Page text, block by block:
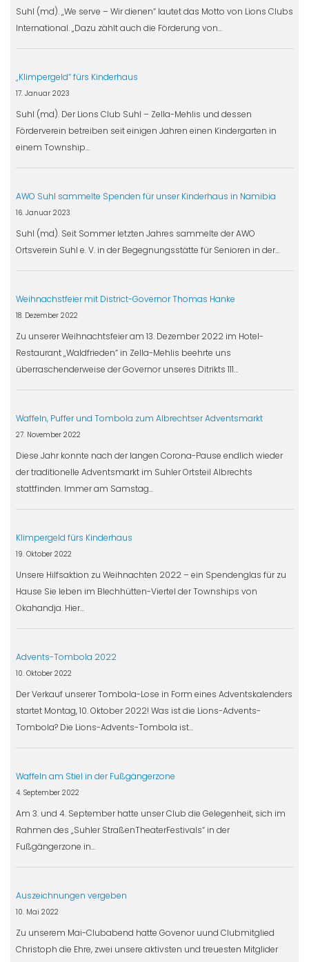
Suhl (md). „We serve – Wir dienen“ lautet das Motto von Lions Clubs
International. „Dazu zählt auch die Förderung von…
„Klimpergeld“ fürs Kinderhaus
17. Januar 2023
Suhl (md). Der Lions Club Suhl – Zella-Mehlis und dessen
Förderverein betreiben seit einigen Jahren einen Kindergarten in
einem Township…
AWO Suhl sammelte Spenden für unser Kinderhaus in Namibia
16. Januar 2023
Suhl (md). Seit Sommer letzten Jahres sammelte der AWO
Ortsverein Suhl e. V. in der Begegnungsstätte für Senioren in der…
Weihnachstfeier mit District-Governor Thomas Hanke
18. Dezember 2022
Zu unserer Weihnachtsfeier am 13. Dezember 2022 im Hotel-
Restaurant „Waldfrieden“ in Zella-Mehlis beehrte uns
überraschenderweise der Governor unseres Ditrikts 111…
Waffeln, Puffer und Tombola zum Albrechtser Adventsmarkt
27. November 2022
Diese Jahr konnte nach der langen Corona-Pause endlich wieder
der traditionelle Adventsmarkt im Suhler Ortsteil Albrechts
stattfinden. Immer am Samstag…
Klimpergeld fürs Kinderhaus
19. Oktober 2022
Unsere Hilfsaktion zu Weihnachten 2022 – ein Spendenglas für zu
Hause Sie leben im Blechhütten-Viertel der Townships von
Okahandja. Hier…
Advents-Tombola 2022
10. Oktober 2022
Der Verkauf unserer Tombola-Lose in Form eines Adventskalenders
startet Montag, 10. Oktober 2022! Was ist die Lions-Advents-
Tombola? Die Lions-Advents-Tombola ist…
Waffeln am Stiel in der Fußgängerzone
4. September 2022
Am 3. und 4. September hatte unser Club die Gelegenheit, sich im
Rahmen des „Suhler StraßenTheaterFestivals“ in der
Fußgängerzone in…
Auszeichnungen vergeben
10. Mai 2022
Zu unserem Mai-Clubabend hatte Govenor uund Clubmitglied
Christoph die Ehre, zwei unsere aktivsten und treuesten Mitglider